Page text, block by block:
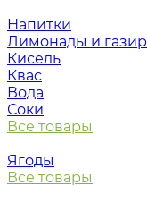
Напитки
Лимонады и
Кисель
Квас
Вода
Соки
Все товары
Ягоды
Все товары